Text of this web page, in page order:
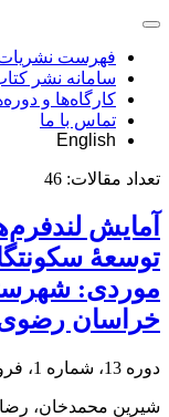
فهرست
سامانه نشر
کارگاه‌ها و
تماس با ما
English
تعداد مقالات: 46
آمایش
توسعۀ
موردی:
خراسان
دوره 13، شماره 1، فروردین 1400، صفحه
شیرین محمدخان،